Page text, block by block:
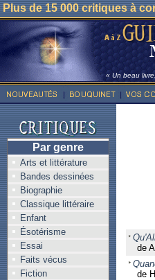
Plus de 15 000 critiques à
« Un beau
Par genre
Arts et littérature
Bandes dessinées
Biographie
Classique littéraire
Enfant
Ésotérisme
Essai
Faits vécus
Fiction
de
de